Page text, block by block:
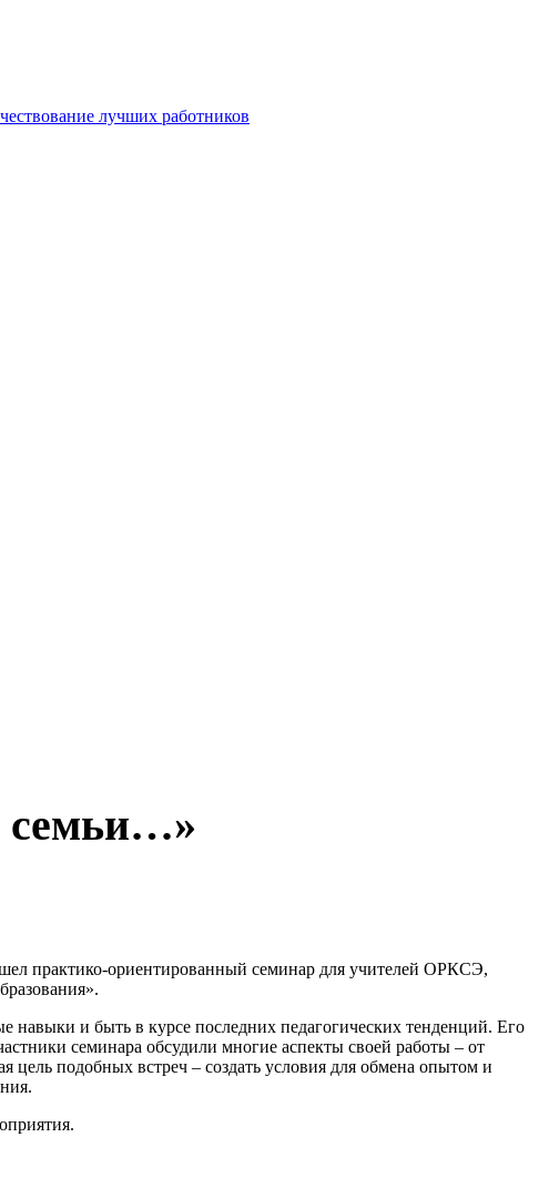
лучших работников
семьи…»
практико-ориентированный семинар для учителей ОРКСЭ,
навыки и быть в курсе последних педагогических тенденций. Его
семинара обсудили многие аспекты своей работы – от
цель подобных встреч – создать условия для обмена опытом и